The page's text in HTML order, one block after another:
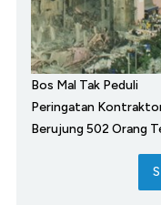
Bos Mal Tak Peduli
Peringatan
Berujung 502 Orang